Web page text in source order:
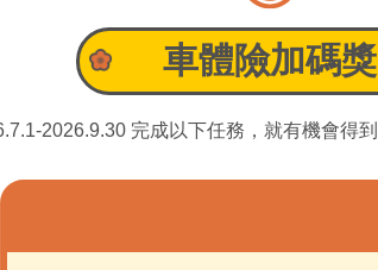
車體險加碼獎
2026.9.30 完成以下任務，就有機會得到